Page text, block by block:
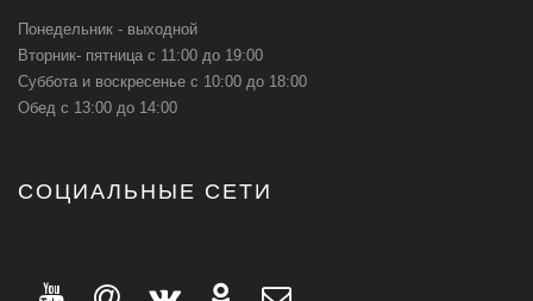
Понедельник - выходной
Вторник- пятница с 11:00 до 19:00
Суббота и воскресенье с 10:00 до 18:00
Обед с 13:00 до 14:00
СОЦИАЛЬНЫЕ СЕТИ